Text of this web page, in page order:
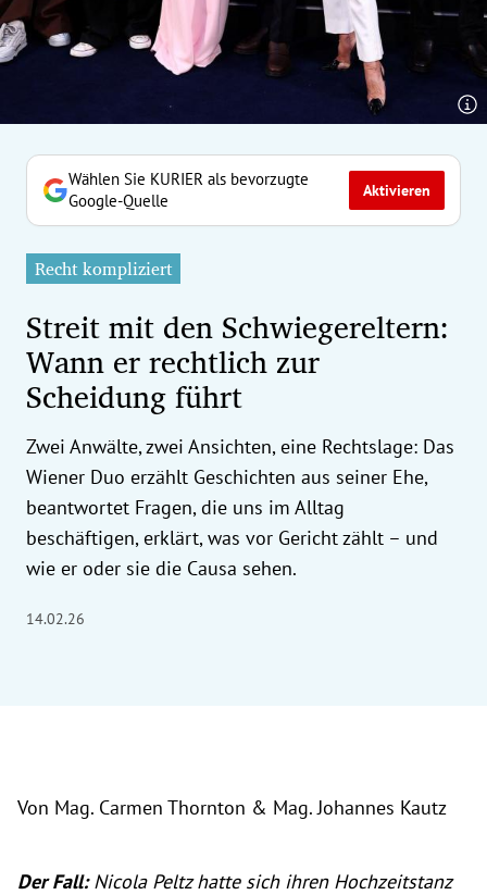
Untermenü
Untermenü
Untermenü
Untermenü
Untermenü
Untermenü
Untermenü
Untermenü
Untermenü
Wählen Sie KURIER als bevorzugte
Google-Quelle
Aktivieren
Recht kompliziert
Streit mit den Schwiegereltern:
Wann er rechtlich zur
Scheidung führt
Zwei Anwälte, zwei Ansichten, eine Rechtslage: Das
Wiener Duo erzählt Geschichten aus seiner Ehe,
beantwortet Fragen, die uns im Alltag
beschäftigen, erklärt, was vor Gericht zählt – und
wie er oder sie die Causa sehen.
14.02.26
Von Mag. Carmen Thornton & Mag. Johannes Kautz
Der Fall:Nicola Peltz hatte sich ihren Hochzeitstanz